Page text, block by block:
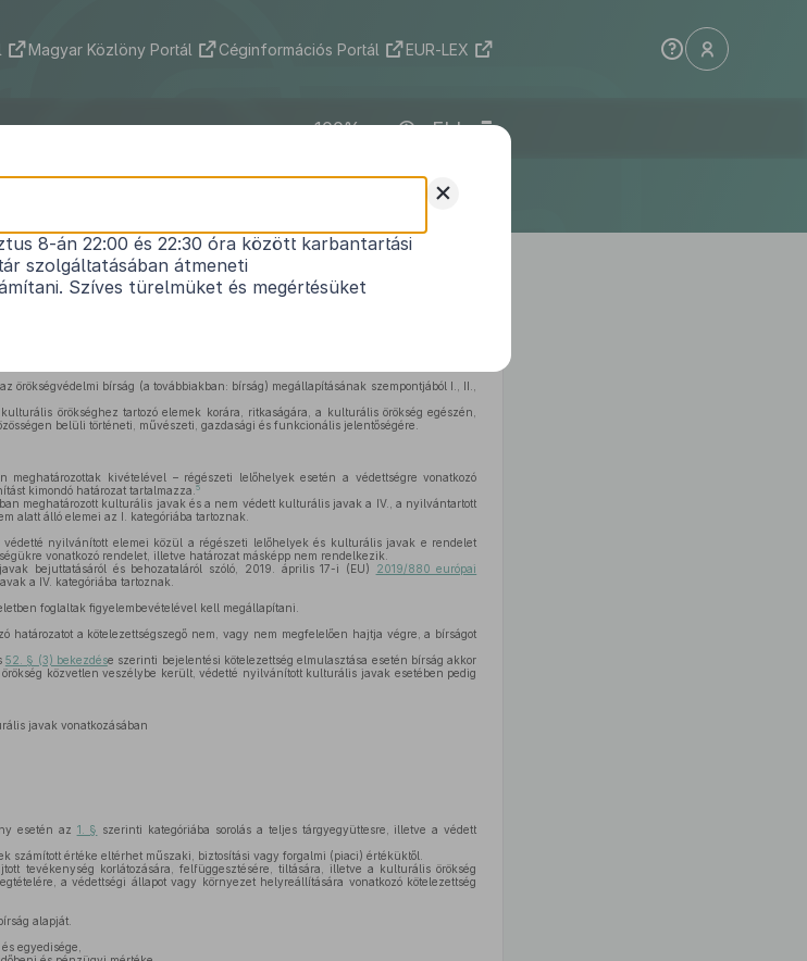
Magyar Közlöny Portál Céginformációs Portál EUR-LEX
ELI
18.) Korm. rendelet
bírságról
2025. 01. 08. –
örökségvédelmi bírság (a továbbiakban: bírság) megállapításának szempontjából I., II.,
örökséghez tartozó elemek korára, ritkaságára, a kulturális örökség egészén,
belüli történeti, művészeti, gazdasági és funkcionális jelentőségére.
meghatározottak kivételével – régészeti lelőhelyek esetén a védettségre vonatkozó
kimondó határozat tartalmazza. 5
meghatározott kulturális javak és a nem védett kulturális javak a IV., a nyilvántartott
alatt álló elemei az I. kategóriába tartoznak.
védetté nyilvánított elemei közül a régészeti lelőhelyek és kulturális javak e rendelet
vonatkozó rendelet, illetve határozat másképp nem rendelkezik.
bejuttatásáról és behozataláról szóló, 2019. április 17-i (EU)
2019/880 európai
a IV. kategóriába tartoznak.
foglaltak figyelembevételével kell megállapítani.
határozatot a kötelezettségszegő nem, vagy nem megfelelően hajtja végre, a bírságot
52. § (3) bekezdése szerinti bejelentési kötelezettség elmulasztása esetén bírság akkor
közvetlen veszélybe került, védetté nyilvánított kulturális javak esetében pedig
javak vonatkozásában
esetén az 1. § szerinti kategóriába sorolás a teljes tárgyegyüttesre, illetve a védett
számított értéke eltérhet műszaki, biztosítási vagy forgalmi (piaci) értéküktől.
tevékenység korlátozására, felfüggesztésére, tiltására, illetve a kulturális örökség
a védettségi állapot vagy környezet helyreállítására vonatkozó kötelezettség
alapját.
egyedisége,
+
8-án 22:00 és 22:30 óra között karbantartási
szolgáltatásában átmeneti
Szíves türelmüket és megértésüket